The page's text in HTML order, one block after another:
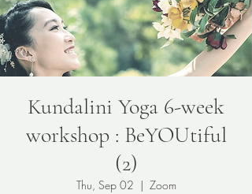
Kundalini Yoga 6-week
workshop : BeYOUtiful
(2)
Thu, Sep 02
  |
Zoom